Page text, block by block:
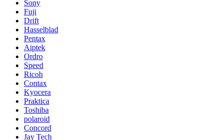
Sony
Fuji
Drift
Hasselblad
Pentax
Aiptek
Ordro
Speed
Ricoh
Contax
Kyocera
Praktica
Toshiba
polaroid
Concord
Jay Tech